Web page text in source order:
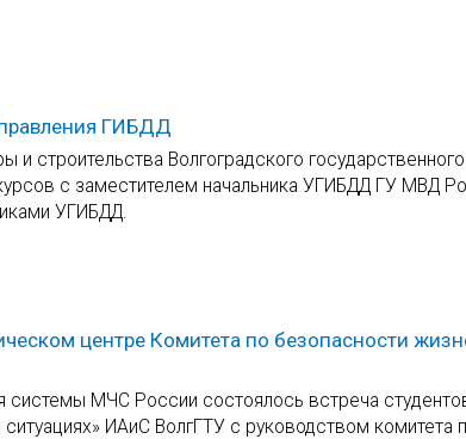
ГИБДД
и строительства Волгоградского
с заместителем начальника УГИБДД ГУ МВД
УГИБДД.
центре Комитета по безопасности
системы МЧС России состоялось встреча
ИАиС ВолгГТУ с руководством комитета